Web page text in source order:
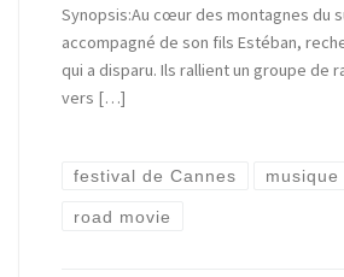
Synopsis:Au cœur des montagnes du
accompagné de son fils Estéban,
qui a disparu. Ils rallient un groupe de
vers […]
festival de Cannes musique
road movie